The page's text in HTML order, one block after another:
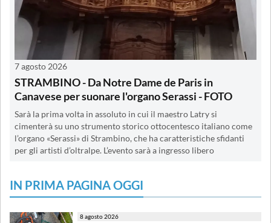
7 agosto 2026
STRAMBINO - Da Notre Dame de Paris in
Canavese per suonare l'organo Serassi - FOTO
Sarà la prima volta in assoluto in cui il maestro Latry si
cimenterà su uno strumento storico ottocentesco italiano come
l’organo «Serassi» di Strambino, che ha caratteristiche sfidanti
per gli artisti d’oltralpe. L’evento sarà a ingresso libero
IN PRIMA PAGINA OGGI
8 agosto 2026